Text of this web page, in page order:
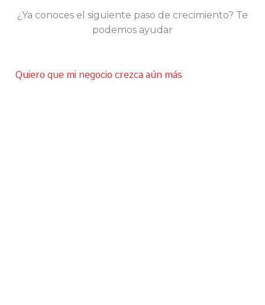
¿Ya conoces el siguiente paso de crecimiento? Te
podemos ayudar
Quiero que mi negocio crezca aún más